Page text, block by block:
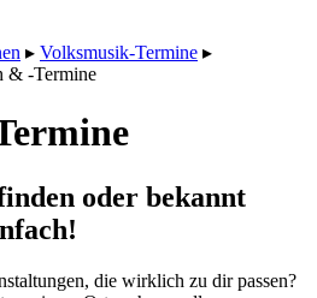
▸ Volksmusik-Termine ▸
& -Termine
oder bekannt
die wirklich zu dir passen?